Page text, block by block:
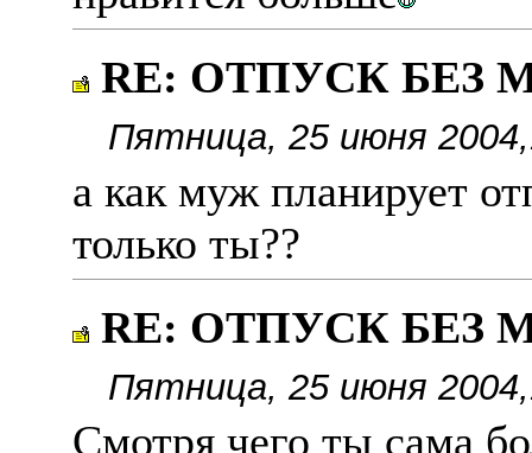
RE: ОТПУСК БЕЗ
Пятница, 25 июня
а как муж планирует
только ты??
RE: ОТПУСК БЕЗ
Пятница, 25 июня
Смотря чего ты сама